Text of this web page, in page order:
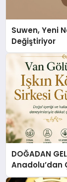
Suwen, Yeni
Değiştiriyor
DOĞADAN
Anadolu’dan
Gölü Yöresel